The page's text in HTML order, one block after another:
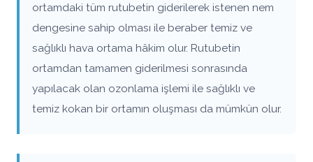
ortamdaki tüm rutubetin giderilerek istenen nem
dengesine sahip olması ile beraber temiz ve
sağlıklı hava ortama hâkim olur. Rutubetin
ortamdan tamamen giderilmesi sonrasında
yapılacak olan ozonlama işlemi ile sağlıklı ve
temiz kokan bir ortamın oluşması da mümkün olur.